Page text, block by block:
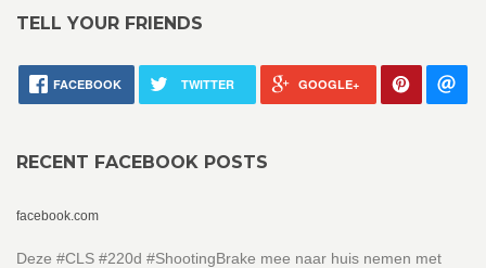
TELL YOUR FRIENDS
FACEBOOK TWITTER GOOGLE+
RECENT FACEBOOK POSTS
facebook.com
Deze #CLS #220d #ShootingBrake mee naar huis nemen met